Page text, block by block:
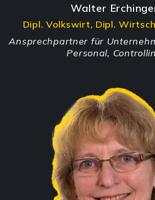
Walter
Dipl. Volkswirt, Dipl.
Ansprechpartner für
Personal,